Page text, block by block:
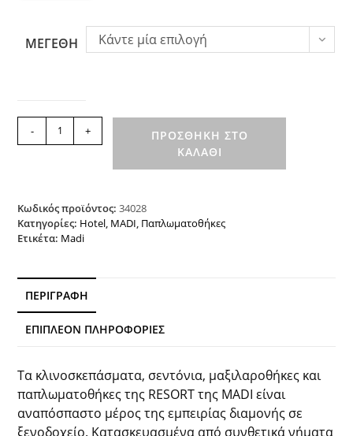
ΜΕΓΕΘΗ Κάντε μία επιλογή
Παπλωματοθήκη
50
Πολ.
160
ποσότητα
- +
ΠΡΟΣΘΉΚΗ ΣΤΟ
ΚΑΛΆΘΙ
Κωδικός προϊόντος:34028
Κατηγορίες: Hotel MADI Παπλωματοθήκες
Ετικέτα: Madi
ΠΕΡΙΓΡΑΦΉ
ΕΠΙΠΛΈΟΝ ΠΛΗΡΟΦΟΡΊΕΣ
Τα κλινοσκεπάσματα, σεντόνια, μαξιλαροθήκες και
παπλωματοθήκες της RESORT της MADI είναι
αναπόσπαστο μέρος της εμπειρίας διαμονής σε
ξενοδοχείο. Κατασκευασμένα από συνθετικά νήματα